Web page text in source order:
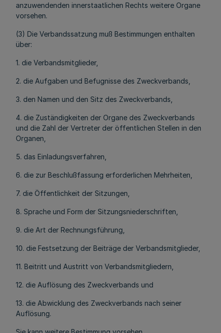
anzuwendenden innerstaatlichen Rechts weitere Organe
vorsehen.
(3) Die Verbandssatzung muß Bestimmungen enthalten
über:
1. die Verbandsmitglieder,
2. die Aufgaben und Befugnisse des Zweckverbands,
3. den Namen und den Sitz des Zweckverbands,
4. die Zuständigkeiten der Organe des Zweckverbands
und die Zahl der Vertreter der öffentlichen Stellen in den
Organen,
5. das Einladungsverfahren,
6. die zur Beschlußfassung erforderlichen Mehrheiten,
7. die Öffentlichkeit der Sitzungen,
8. Sprache und Form der Sitzungsniederschriften,
9. die Art der Rechnungsführung,
10. die Festsetzung der Beiträge der Verbandsmitglieder,
11. Beitritt und Austritt von Verbandsmitgliedern,
12. die Auflösung des Zweckverbands und
13. die Abwicklung des Zweckverbands nach seiner
Auflösung.